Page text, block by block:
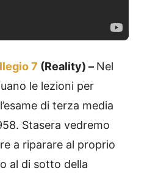
7 (Reality) – Nel
le lezioni per
di terza media
Stasera vedremo
a riparare al proprio
al di sotto della